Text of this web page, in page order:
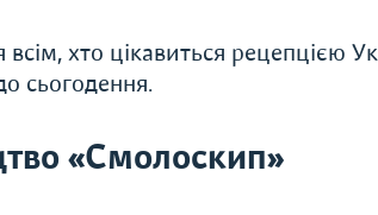
хто цікавиться рецепцією
сьогодення.
«Смолоскип»